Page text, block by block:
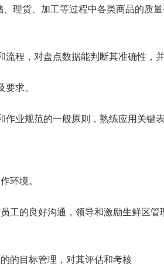
理货、加工等过程中各类商品的质
程，对盘点数据能判断其准确性，
求。
业规范的一般原则，熟练应用关键表
环境。
工的良好沟通，领导和激励生鲜区
的目标管理，对其评估和考核